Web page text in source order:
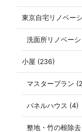
東京自宅リノベー
洗面所リノベー
小屋 (236)
マスタープラン
パネルハウス (4)
整地・竹の根除